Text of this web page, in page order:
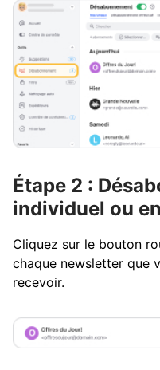
Étape 2 :
individuel ou
Cliquez sur le bouton
chaque newsletter que
recevoir.